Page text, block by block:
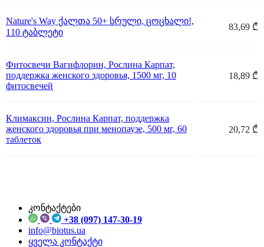
Nature's Way ქალთა 50+ სრული, ცოცხალი!,
110 ტაბლეტი
83,69 ₾
Фитосвечи Вагифлорин, Рослина Карпат,
поддержка женского здоровья, 1500 мг, 10
фитосвечей
18,89 ₾
Климаксин, Рослина Карпат, поддержка
женского здоровья при менопаузе, 500 мг, 60
таблеток
20,72 ₾
კონტაქტები
+38 (097) 147-30-19
info@biotus.ua
ყველა კონტაქტი